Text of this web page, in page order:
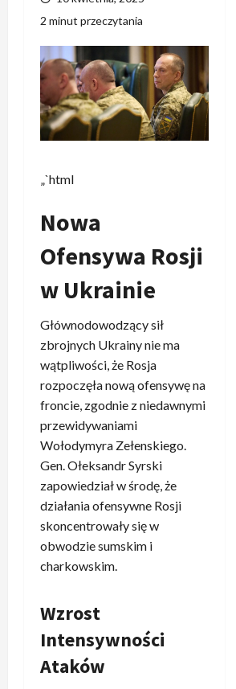
2 minut przeczytania
„`html
Nowa
Ofensywa Rosji
w Ukrainie
Głównodowodzący sił
zbrojnych Ukrainy nie ma
wątpliwości, że Rosja
rozpoczęła nową ofensywę na
froncie, zgodnie z niedawnymi
przewidywaniami
Wołodymyra Zełenskiego.
Gen. Ołeksandr Syrski
zapowiedział w środę, że
działania ofensywne Rosji
skoncentrowały się w
obwodzie sumskim i
charkowskim.
Wzrost
Intensywności
Ataków